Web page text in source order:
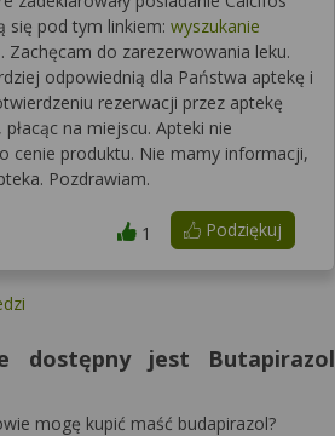
się pod tym linkiem: wyszukanie
. Zachęcam do zarezerwowania leku.
odpowiednią dla Państwa aptekę i
rezerwacji przez aptekę
na miejscu. Apteki nie
cenie produktu. Nie mamy informacji,
Pozdrawiam.
Podziękuj
1
dostępny jest Butapirazol
mogę kupić maść budapirazol?